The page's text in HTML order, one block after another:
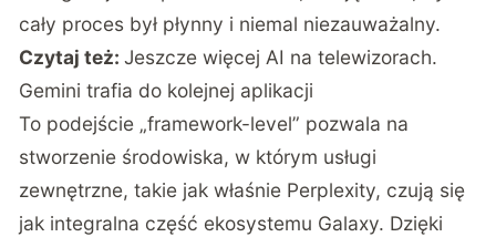
cały proces był płynny i niemal niezauważalny.
Czytaj też:Jeszcze więcej AI na telewizorach.
Gemini trafia do kolejnej aplikacji
To podejście „framework-level” pozwala na
stworzenie środowiska, w którym usługi
zewnętrzne, takie jak właśnie Perplexity, czują się
jak integralna część ekosystemu Galaxy. Dzięki